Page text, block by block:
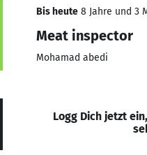
Bis heute 8 Jahre und 3
Meat inspector
Mohamad abedi
Logg Dich jetzt